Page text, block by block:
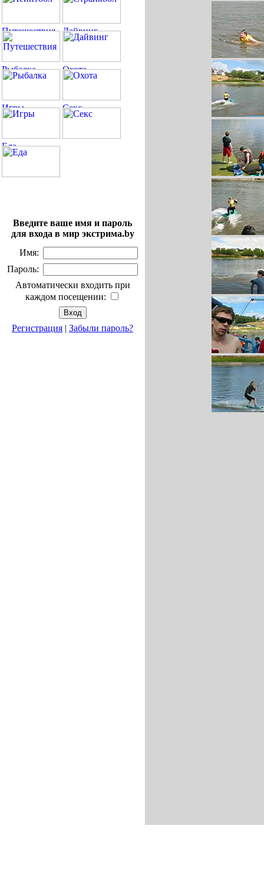
Введите ваше имя и пароль
для входа в мир экстрима.by
Имя:
Пароль:
Автоматически входить при
каждом посещении:
Регистрация | Забыли пароль?